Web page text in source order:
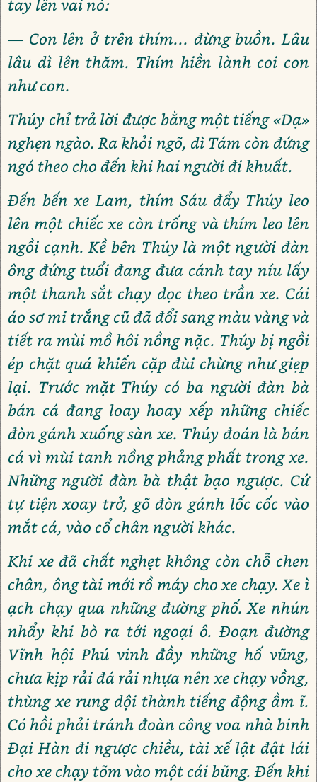
tay lên vai nó:
— Con lên ở trên thím... đừng buồn. Lâu
lâu dì lên thăm. Thím hiền lành coi con
như con.
Thúy chỉ trả lời được bằng một tiếng «Dạ»
nghẹn ngào. Ra khỏi ngõ, dì Tám còn đứng
ngó theo cho đến khi hai người đi khuất.
Đến bến xe Lam, thím Sáu đẩy Thúy leo
lên một chiếc xe còn trống và thím leo lên
ngồi cạnh. Kề bên Thúy là một người đàn
ông đứng tuổi đang đưa cánh tay níu lấy
một thanh sắt chạy dọc theo trần xe. Cái
áo sơ mi trắng cũ đã đổi sang màu vàng và
tiết ra mùi mồ hôi nồng nặc. Thúy bị ngồi
ép chặt quá khiến cặp đùi chừng như giẹp
lại. Trước mặt Thúy có ba người đàn bà
bán cá đang loay hoay xếp những chiếc
đòn gánh xuống sàn xe. Thúy đoán là bán
cá vì mùi tanh nồng phảng phất trong xe.
Những người đàn bà thật bạo ngược. Cứ
tự tiện xoay trở, gõ đòn gánh lốc cốc vào
mắt cá, vào cổ chân người khác.
Khi xe đã chất nghẹt không còn chỗ chen
chân, ông tài mới rồ máy cho xe chạy. Xe ì
ạch chạy qua những đường phố. Xe nhún
nhẩy khi bò ra tới ngoại ô. Đoạn đường
Vĩnh hội Phú vinh đầy những hố vũng,
chưa kịp rải đá rải nhựa nên xe chạy vồng,
thùng xe rung dội thành tiếng động ầm ĩ.
Có hồi phải tránh đoàn công voa nhà binh
Đại Hàn đi ngược chiều, tài xế lật đật lái
cho xe chạy tõm vào một cái bũng. Đến khi